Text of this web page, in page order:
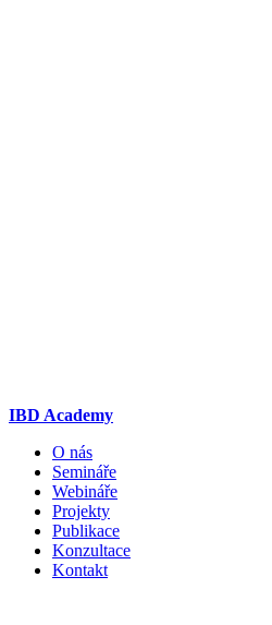
IBD Academy
O nás
Semináře
Webináře
Projekty
Publikace
Konzultace
Kontakt